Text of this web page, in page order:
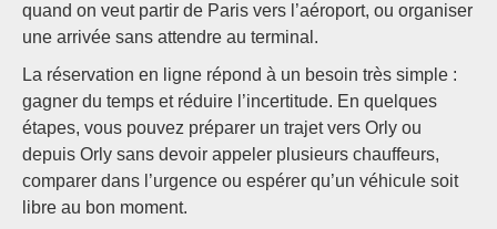
quand on veut partir de Paris vers l’aéroport, ou organiser
une arrivée sans attendre au terminal.
La réservation en ligne répond à un besoin très simple :
gagner du temps et réduire l’incertitude. En quelques
étapes, vous pouvez préparer un trajet vers Orly ou
depuis Orly sans devoir appeler plusieurs chauffeurs,
comparer dans l’urgence ou espérer qu’un véhicule soit
libre au bon moment.